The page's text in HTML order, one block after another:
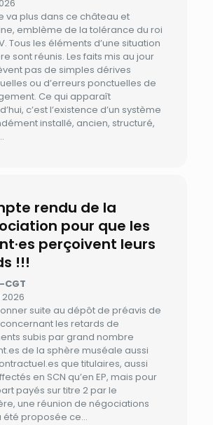
va plus dans ce château et
emblème de la tolérance du roi
Tous les éléments d’une situation
sont réunis. Les faits mis au jour
pas de simples dérives
ou d’erreurs ponctuelles de
Ce qui apparaît
c’est l’existence d’un système
installé, ancien, structuré,
rendu de la
pour que les
perçoivent leurs
!!!
CGT
2026
suite au dépôt de préavis de
les retards de
subis par grand nombre
de la sphère muséale aussi
que titulaires, aussi
en SCN qu’en EP, mais pour
payés sur titre 2 par le
une réunion de négociations
été proposée ce…